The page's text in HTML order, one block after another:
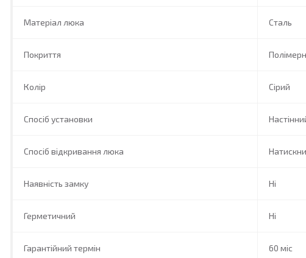
Матеріал люка Сталь
Покриття
Колір Сірий
Спосіб установки
Спосіб відкривання люка
Наявність замку Ні
Герметичний Ні
Гарантійний термін 60 міс